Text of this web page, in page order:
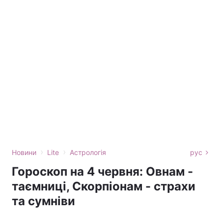
Новини › Lite › Астрологія рус
Гороскоп на 4 червня: Овнам -
таємниці, Скорпіонам - страхи
та сумніви